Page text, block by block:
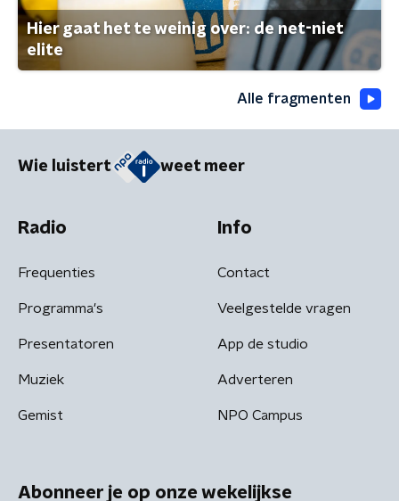
Hier gaat het te weinig over: de net-niet
elite
Alle fragmenten
Wie luistert weet meer
Radio
Frequenties
Programma's
Presentatoren
Muziek
Gemist
Info
Contact
Veelgestelde vragen
App de studio
Adverteren
NPO Campus
Abonneer je op onze wekelijkse